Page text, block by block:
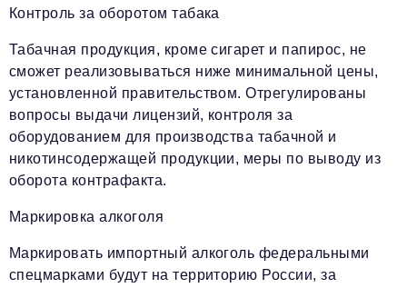
Контроль за оборотом табака
Табачная продукция, кроме сигарет и папирос, не
сможет реализовываться ниже минимальной цены,
установленной правительством. Отрегулированы
вопросы выдачи лицензий, контроля за
оборудованием для производства табачной и
никотинсодержащей продукции, меры по выводу из
оборота контрафакта.
Маркировка алкоголя
Маркировать импортный алкоголь федеральными
спецмарками будут на территорию России, за